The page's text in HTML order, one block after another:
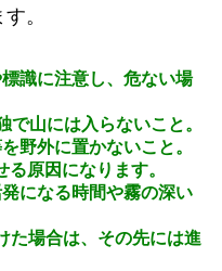
。
識に注意し、危ない場
山には入らないこと。
野外に置かないこと。
原因になります。
になる時間や霧の深い
た場合は、その先には進